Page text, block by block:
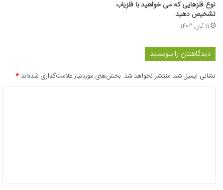
نوع فلزهایی که می‌ خواهید با فلزیاب
تشخیص دهید
11 آبان, 1402
دیدگاهتان را بنویسید
نشانی ایمیل شما منتشر نخواهد شد. بخش‌های موردنیاز علامت‌گذاری شده‌اند*
*